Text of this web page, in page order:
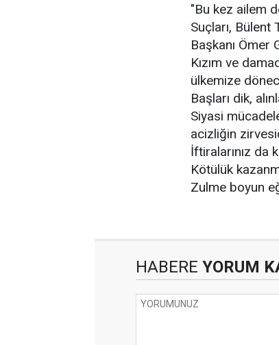
"Bu kez ailem
Suçları, Bülent
Başkanı Ömer
Kızım ve
ülkemize
Başları dik,
Siyasi
acizliğin
İftiralarınız da
Kötülük
Zulme boyun
HABERE YORUM